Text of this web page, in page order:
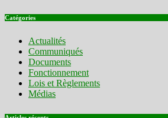
Catégories
Actualités
Communiqués
Documents
Fonctionnement
Lois et Règlements
Médias